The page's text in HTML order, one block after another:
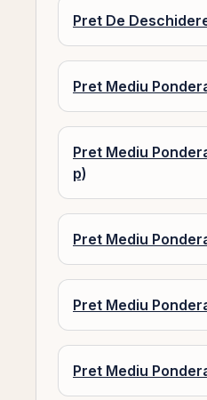
Pret De
Pret Mediu
Pret Mediu
p)
Pret Mediu
Pret Mediu
Pret Mediu